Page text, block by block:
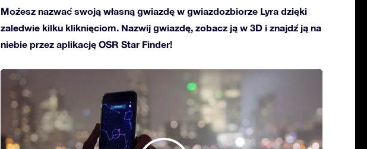
Możesz nazwać swoją własną gwiazdę w gwiazdozbiorze Lyra dzięki
zaledwie kilku kliknięciom. Nazwij gwiazdę, zobacz ją w 3D i znajdź ją na
niebie przez aplikację OSR Star Finder!